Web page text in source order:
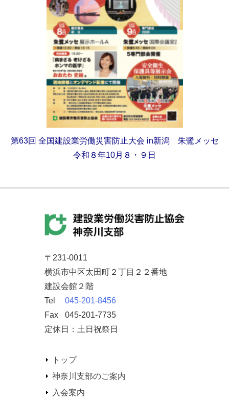
第63回 全国建設業労働災害防止大会 in新潟 朱鷺メッセ
令和８年10月８・９日
〒231-0011
横浜市中区太田町２丁目２２番地
建設会館２階
Tel
045-201-8456
Fax
045-201-7735
定休日：土日祝祭日
トップ
神奈川支部のご案内
入会案内